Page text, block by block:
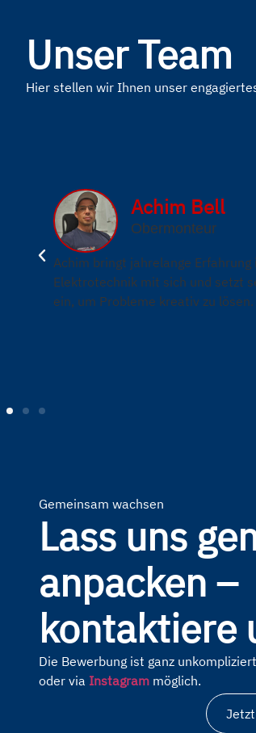
Unser Team
Hier stellen wir Ihnen unser
Achim Bell
Obermonteur
Achim bringt jahrelange Erfahrung
Elektrotechnik mit sich und setzt
ein, um Probleme kreativ zu lösen.
Gemeinsam wachsen
Lass uns
anpacken –
kontaktiere
Die Bewerbung ist ganz unkompliziert
oder via Instagram möglich.